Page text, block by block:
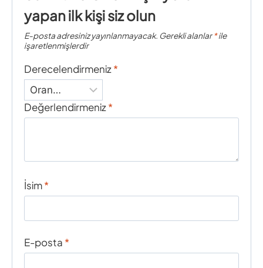
yapan ilk kişi siz olun
E-posta adresiniz yayınlanmayacak. Gerekli alanlar *ile
işaretlenmişlerdir
Derecelendirmeniz*
Değerlendirmeniz*
İsim*
E-posta *